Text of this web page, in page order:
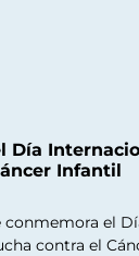
Día
Infantil
conmemora el
contra el